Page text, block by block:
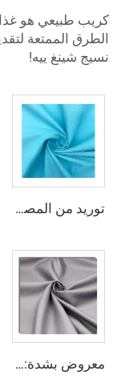
كريب طبيعي هو
الطرق الممتعة
نسيج شينغ ييه!
توريد من المصنع بوليستر 80% وقطن 20% بوبلين قماش TC بوبلين بمكونات 110*76 ووزن 100 جرام لكل متر مربع
معروض بشدة: قماش ثوب مصنوع من بوليستر خيوط دوارة مخصص للمسلمين في منطقة الخليج العربي والشرق الأوسط